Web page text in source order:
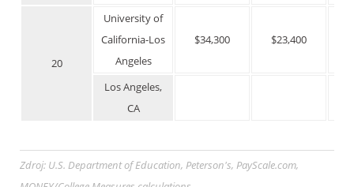
20
University of
California-Los
Angeles
$34,300 $23,400
Los Angeles,
CA
Zdroj: U.S. Department of Education, Peterson's, PayScale.com,